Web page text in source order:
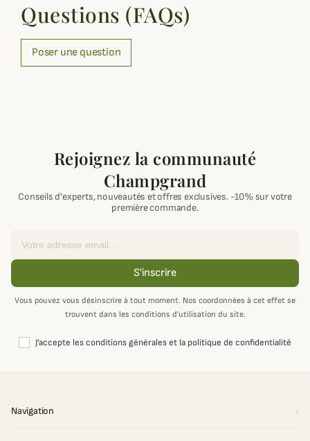
Questions (FAQs)
Poser une question
Rejoignez la communauté
Champgrand
Conseils d'experts, nouveautés et offres exclusives. -10% sur votre
première commande.
S'inscrire
Vous pouvez vous désinscrire à tout moment. Nos coordonnées à cet effet se
trouvent dans les conditions d’utilisation du site.
J'accepte les conditions générales et la politique de confidentialité
Navigation